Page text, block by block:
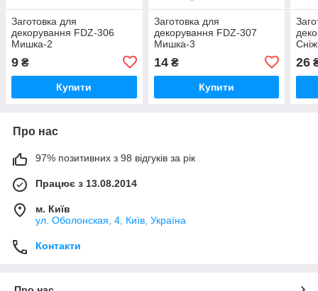
Заготовка для
декорування FDZ-306
Мишка-2
9 ₴
Купити
Заготовка для
декорування FDZ-307
Мишка-3
14₴
Купити
26
Про нас
97% позитивних з 98 відгуків за рік
Працює з 13.08.2014
м. Київ
ул. Оболонская, 4, Київ, Україна
Контакти